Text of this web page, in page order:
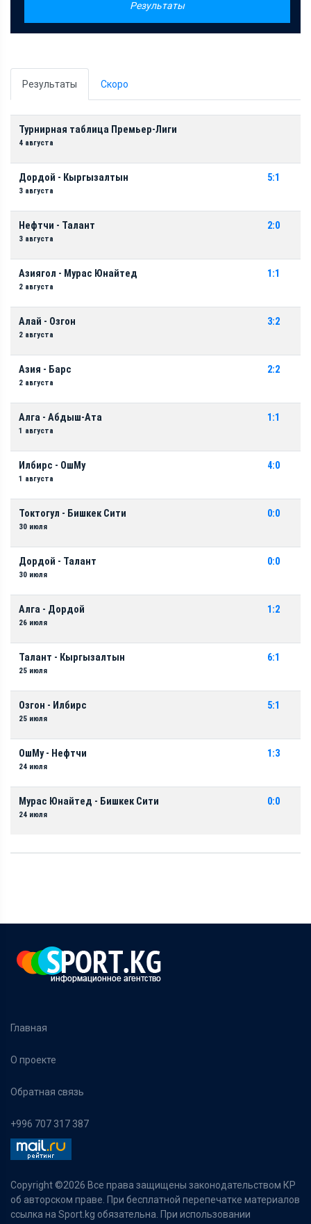
Результаты
Результаты Скоро
Турнирная таблица Премьер-Лиги
4 августа
Дордой - Кыргызалтын
3 августа
5:1
Нефтчи - Талант
3 августа
2:0
Азиягол - Мурас Юнайтед
2 августа
1:1
Алай - Озгон
2 августа
3:2
Азия - Барс
2 августа
2:2
Алга - Абдыш-Ата
1 августа
1:1
Илбирс - ОшМу
1 августа
4:0
Токтогул - Бишкек Сити
30 июля
0:0
Дордой - Талант
30 июля
0:0
Алга - Дордой
26 июля
1:2
Талант - Кыргызалтын
25 июля
6:1
Озгон - Илбирс
25 июля
5:1
ОшМу - Нефтчи
24 июля
1:3
Мурас Юнайтед - Бишкек Сити
24 июля
0:0
Главная
О проекте
Обратная связь
+996 707 317 387
Copyright ©2026 Все права защищены законодательством КР
об авторском праве. При бесплатной перепечатке материалов
ссылка на Sport.kg обязательна. При использовании